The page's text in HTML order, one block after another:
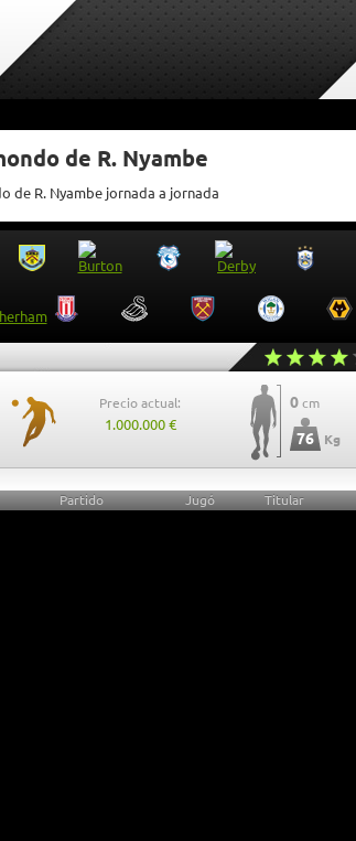
de R. Nyambe
de R. Nyambe jornada a jornada
Precio actual:
1.000.000 €
0 cm
76 Kg
Partido Jugó Titular